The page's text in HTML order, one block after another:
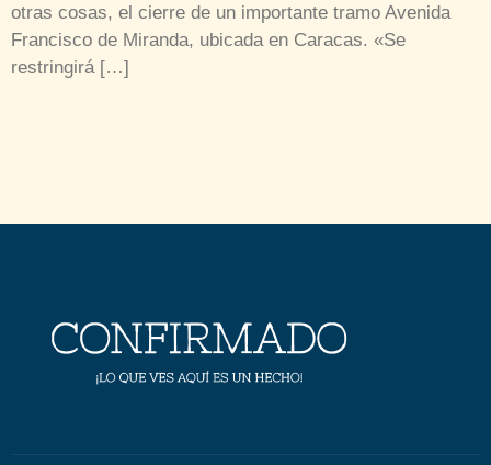
otras cosas, el cierre de un importante tramo Avenida
Francisco de Miranda, ubicada en Caracas. «Se
restringirá […]